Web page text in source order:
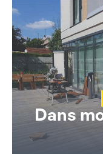
Dans